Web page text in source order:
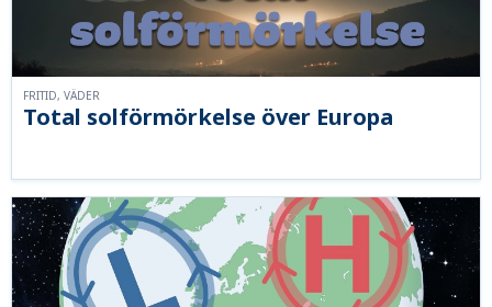
Total solförmörkelse över Europa
FRITID, VÄDER